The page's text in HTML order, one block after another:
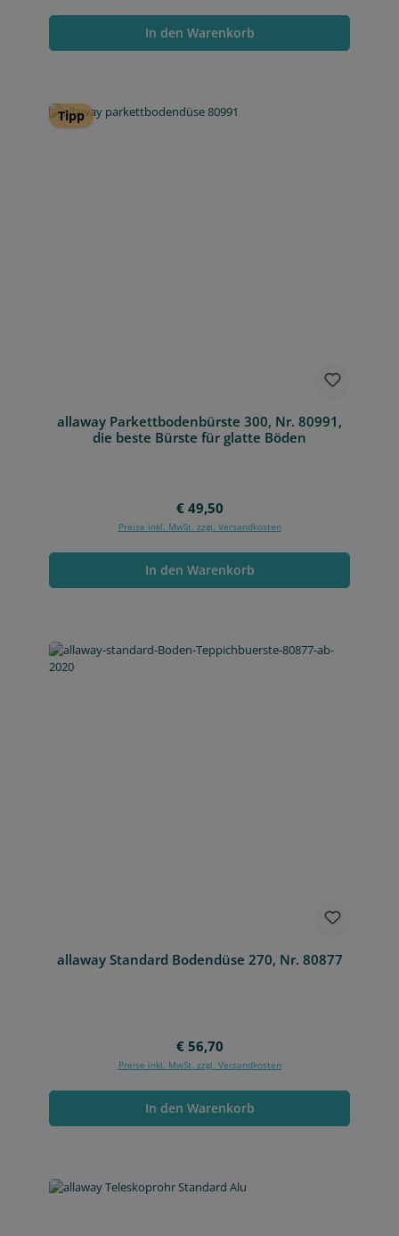
In den Warenkorb
Tipp
allaway Parkettbodenbürste 300, Nr. 80991,
die beste Bürste für glatte Böden
Regulärer Preis:
€ 49,50
Preise inkl. MwSt. zzgl. Versandkosten
In den Warenkorb
allaway Standard Bodendüse 270, Nr. 80877
Regulärer Preis:
€ 56,70
Preise inkl. MwSt. zzgl. Versandkosten
In den Warenkorb